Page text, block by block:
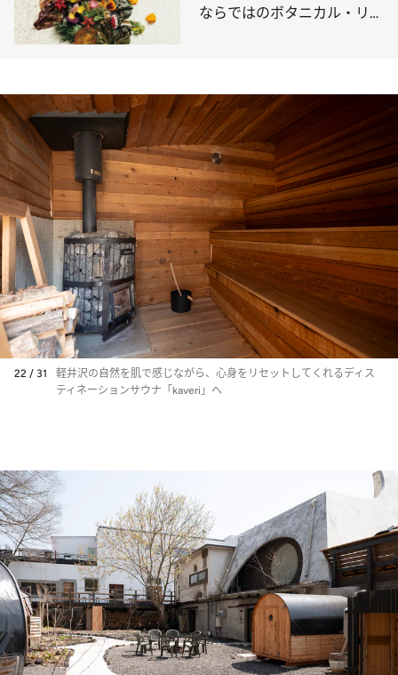
ならではのボタニカル・リト
22 / 31
軽井沢の自然を肌で感じながら、心身をリセットしてくれるディス
ティネーションサウナ「kaveri」へ